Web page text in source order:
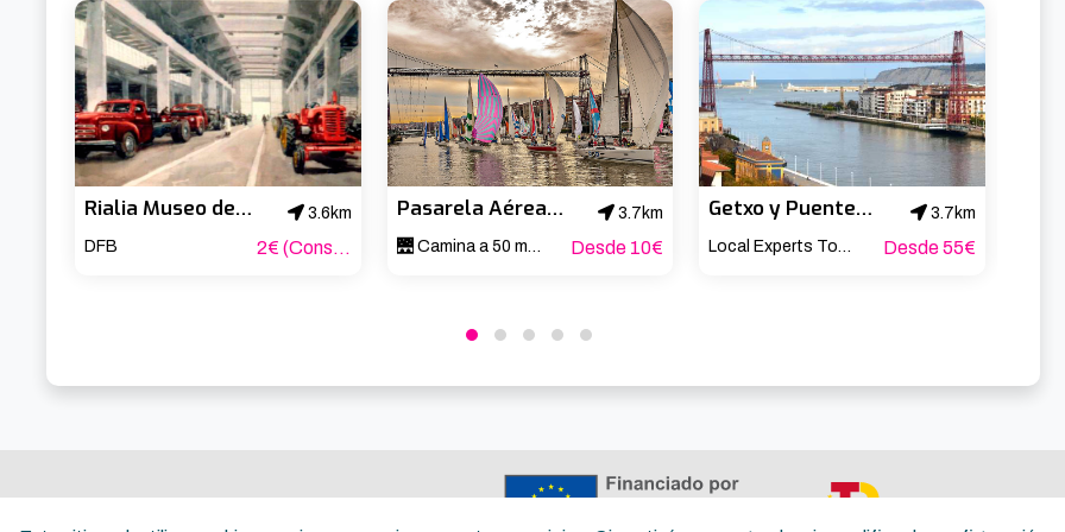
Rialia Museo de la Industria de Bizkaia
3.6km
DFB
2€ (Consultar tarifas reducidas)
Pasarela Aérea del Puente de Bizkaia
3.7km
🌉 Camina a 50 metros sobre el Nervión 🚶‍♂️
Desde 10€
Getxo y Puente Bizcaya Desde Bilbao
3.7km
Local Experts Tours
Desde 55€